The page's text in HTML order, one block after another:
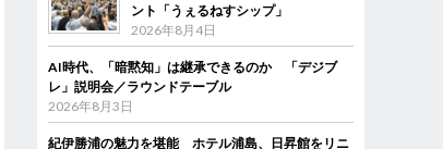
ント「うぇるねすシップ」
2026年8月4日
AI時代、「暗黙知」は継承できるのか 「デジブ
レ」説明会／ラウンドテーブル
2026年8月3日
紀伊勝浦の魅力を堪能 ホテル浦島、日昇館をリニ